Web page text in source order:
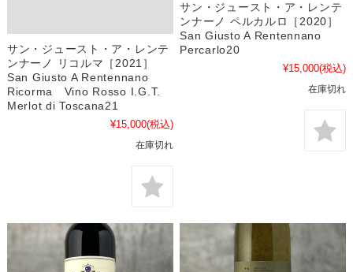
サン・ジュースト・ア・レンテ
ンナーノ リコルマ［2021］
San Giusto A Rentennano
Ricorma Vino Rosso I.G.T.
Merlot di Toscana21
¥15,000(税込)
在庫切れ
サン・ジュースト・ア・レンテ
ンナーノ ペルカルロ［2020］
San Giusto A Rentennano
Percarlo20
¥15,000(税込)
在庫切れ